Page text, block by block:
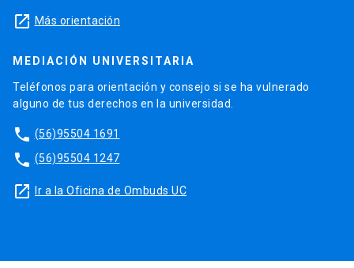
launch Más orientación
MEDIACIÓN UNIVERSITARIA
Teléfonos para orientación y consejo si se ha vulnerado
alguno de tus derechos en la universidad.
phone (56)95504 1691
phone (56)95504 1247
launch Ir a la Oficina de Ombuds UC